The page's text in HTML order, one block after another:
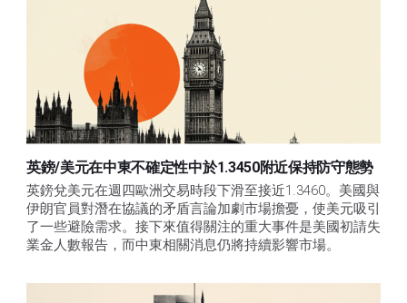
英鎊/美元在中東不確定性中於1.3450附近保持防守態勢
英鎊兌美元在週四歐洲交易時段下滑至接近1.3460。美國與
伊朗官員對潛在協議的矛盾言論加劇市場擔憂，使美元吸引
了一些避險需求。接下來值得關注的重大事件是美國初請失
業金人數報告，而中東相關消息仍將持續影響市場。